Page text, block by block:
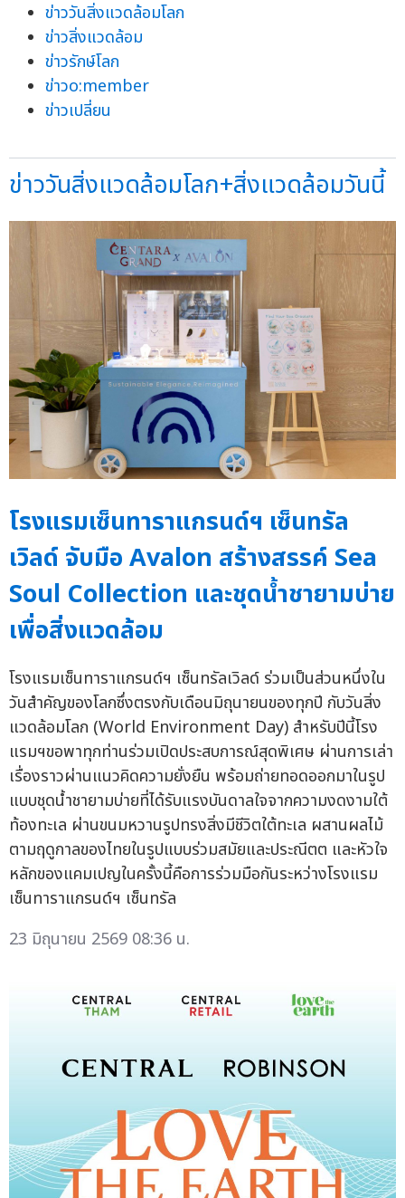
ข่าววันสิ่งแวดล้อมโลก
ข่าวสิ่งแวดล้อม
ข่าวรักษ์โลก
ข่าวo:member
ข่าวเปลี่ยน
ข่าววันสิ่งแวดล้อมโลก+สิ่งแวดล้อมวันนี้
โรงแรมเซ็นทาราแกรนด์ฯ เซ็นทรัล
เวิลด์ จับมือ Avalon สร้างสรรค์ Sea
Soul Collection และชุดน้ำชายามบ่าย
เพื่อสิ่งแวดล้อม
โรงแรมเซ็นทาราแกรนด์ฯ เซ็นทรัลเวิลด์ ร่วมเป็นส่วนหนึ่งใน
วันสำคัญของโลกซึ่งตรงกับเดือนมิถุนายนของทุกปี กับวันสิ่ง
แวดล้อมโลก (World Environment Day) สำหรับปีนี้โรง
แรมฯขอพาทุกท่านร่วมเปิดประสบการณ์สุดพิเศษ ผ่านการเล่า
เรื่องราวผ่านแนวคิดความยั่งยืน พร้อมถ่ายทอดออกมาในรูป
แบบชุดน้ำชายามบ่ายที่ได้รับแรงบันดาลใจจากความงดงามใต้
ท้องทะเล ผ่านขนมหวานรูปทรงสิ่งมีชีวิตใต้ทะเล ผสานผลไม้
ตามฤดูกาลของไทยในรูปแบบร่วมสมัยและประณีตต และหัวใจ
หลักของแคมเปญในครั้งนี้คือการร่วมมือกันระหว่างโรงแรม
เซ็นทาราแกรนด์ฯ เซ็นทรัล
23 มิถุนายน 2569 08:36 น.